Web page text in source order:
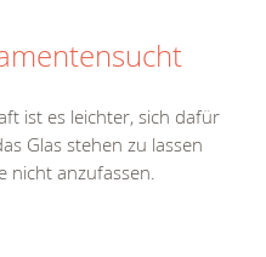
ist es leichter, sich dafür
Glas stehen zu lassen
nicht anzufassen.